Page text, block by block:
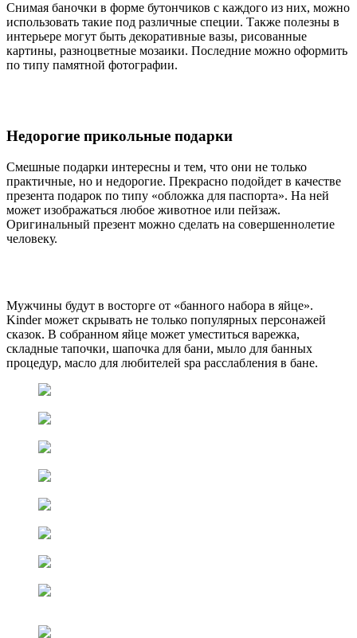
Снимая баночки в форме бутончиков с каждого из них, можно
использовать такие под различные специи. Также полезны в
интерьере могут быть декоративные вазы, рисованные
картины, разноцветные мозаики. Последние можно оформить
по типу памятной фотографии.
Недорогие прикольные подарки
Смешные подарки интересны и тем, что они не только
практичные, но и недорогие. Прекрасно подойдет в качестве
презента подарок по типу «обложка для паспорта». На ней
может изображаться любое животное или пейзаж.
Оригинальный презент можно сделать на совершеннолетие
человеку.
Мужчины будут в восторге от «банного набора в яйце».
Kinder может скрывать не только популярных персонажей
сказок. В собранном яйце может уместиться варежка,
складные тапочки, шапочка для бани, мыло для банных
процедур, масло для любителей spa расслабления в бане.